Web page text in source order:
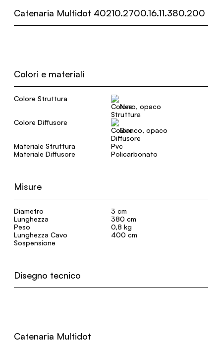
Catenaria Multidot 40210.2700.16.11.380.200
Colori e materiali
Colore Struttura
Nero, opaco
Colore Diffusore
Bianco, opaco
Materiale Struttura
Pvc
Materiale Diffusore
Policarbonato
Misure
Diametro
3 cm
Lunghezza
380 cm
Peso
0,8 kg
Lunghezza Cavo
Sospensione
400 cm
Disegno tecnico
Catenaria Multidot